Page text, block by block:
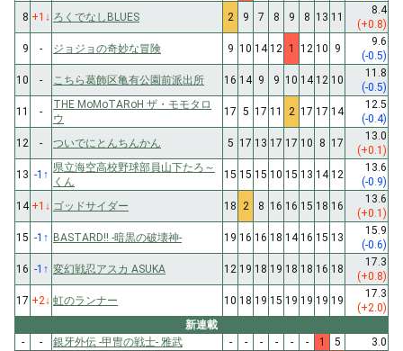
8 +1 ↓ ろくでなしBLUES 2 9 7 8 9 8 13 11
8.4
(+0.8)
9
- ジョジョの奇妙な冒険 9 10 14 12 1 12 10 9
9.6
(-0.5)
10
- こちら葛飾区亀有公園前派出所 16 14 9 9 10 14 12 10
11.8
(-0.5)
11
-
THE MoMoTARoH ザ・モモタロ
ウ
17 5 17 11 2 17 17 14
12.5
(-0.4)
12
- ついでにとんちんかん 5 17 13 17 17 10 8 17
13.0
(+0.1)
13 -1 ↑
県立海空高校野球部員山下たろ～
くん
15 15 15 10 15 13 14 12
13.6
(-0.9)
14 +1 ↓ ゴッドサイダー 18 2 8 16 16 15 18 16
13.6
(+0.1)
15 -1 ↑ BASTARD!! -暗黒の破壊神- 19 16 16 18 14 16 15 13
15.9
(-0.6)
16 -1 ↑ 変幻戦忍アスカ ASUKA 12 19 18 19 18 18 16 18
17.3
(+0.8)
17 +2↓ 虹のランナー 10 18 19 15 19 19 19 19
17.3
(+2.0)
新連載
-
- 銀牙外伝 -甲冑の戦士- 雅武 - - - - - - 1 5
3.0